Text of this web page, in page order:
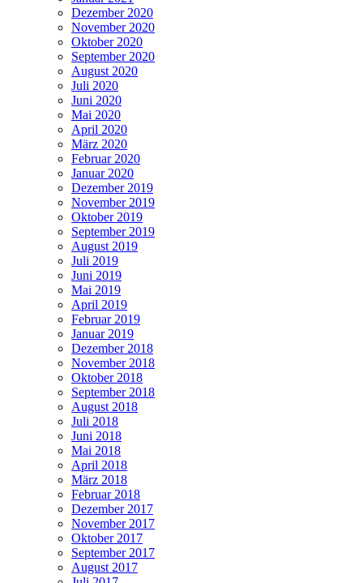
Dezember 2020
November 2020
Oktober 2020
September 2020
August 2020
Juli 2020
Juni 2020
Mai 2020
April 2020
März 2020
Februar 2020
Januar 2020
Dezember 2019
November 2019
Oktober 2019
September 2019
August 2019
Juli 2019
Juni 2019
Mai 2019
April 2019
Februar 2019
Januar 2019
Dezember 2018
November 2018
Oktober 2018
September 2018
August 2018
Juli 2018
Juni 2018
Mai 2018
April 2018
März 2018
Februar 2018
Dezember 2017
November 2017
Oktober 2017
September 2017
August 2017